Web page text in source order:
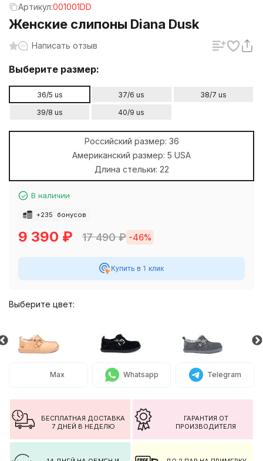
Артикул:001001DD
Женские слипоны Diana Dusk
Написать отзыв
Выберите размер:
36/5 us 37/6 us
38/7 us
39/8 us
40/9 us
Российский размер: 36
Американский размер: 5 USA
Длина стельки: 22
В наличии
+235 бонусов
9 390 ₽ 17 490₽ -46%
Купить в 1 клик
Выберите цвет:
Max Whatsapp Telegram
БЕСПЛАТНАЯ ДОСТАВКА
7 ДНЕЙ В НЕДЕЛЮ
ГАРАНТИЯ ОТ
ПРОИЗВОДИТЕЛЯ